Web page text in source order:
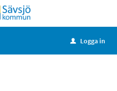
u Logga in